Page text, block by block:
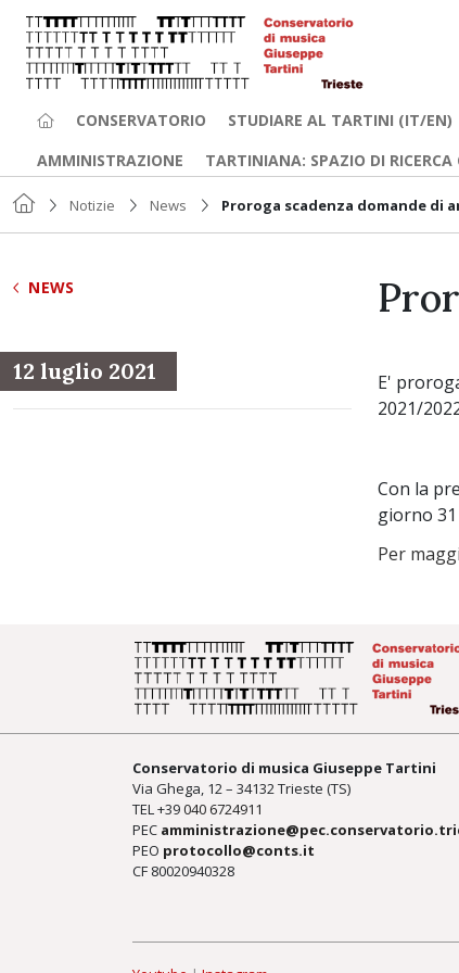
CONSERVATORIO STUDIARE AL TARTINI (IT/EN)
AMMINISTRAZIONE
TARTINIANA: SPAZIO DI RICERCA
Notizie News Proroga scadenza domande di
NEWS
12 luglio 2021
E'
2021/
Con la
giorno
Per
Conservatorio di musica Giuseppe Tartini
Via Ghega, 12 – 34132 Trieste (TS)
TEL +39040 6724911
PEC
PEO protocollo@conts.it
CF 80020940328